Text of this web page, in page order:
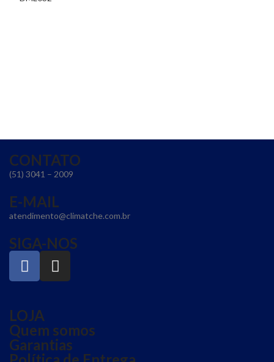
CONTATO
(51) 3041 – 2009
E-MAIL
atendimento@climatche.com.br
SIGA-NOS
LOJA
Quem somos
Garantias